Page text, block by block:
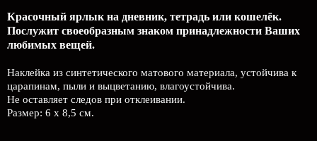
Красочный ярлык на дневник, тетрадь или кошелёк.
Послужит своеобразным знаком принадлежности Ваших
любимых вещей.
Наклейка из синтетического матового материала, устойчива к
царапинам, пыли и выцветанию, влагоустойчива.
Не оставляет следов при отклеивании.
Размер: 6 х 8,5 см.